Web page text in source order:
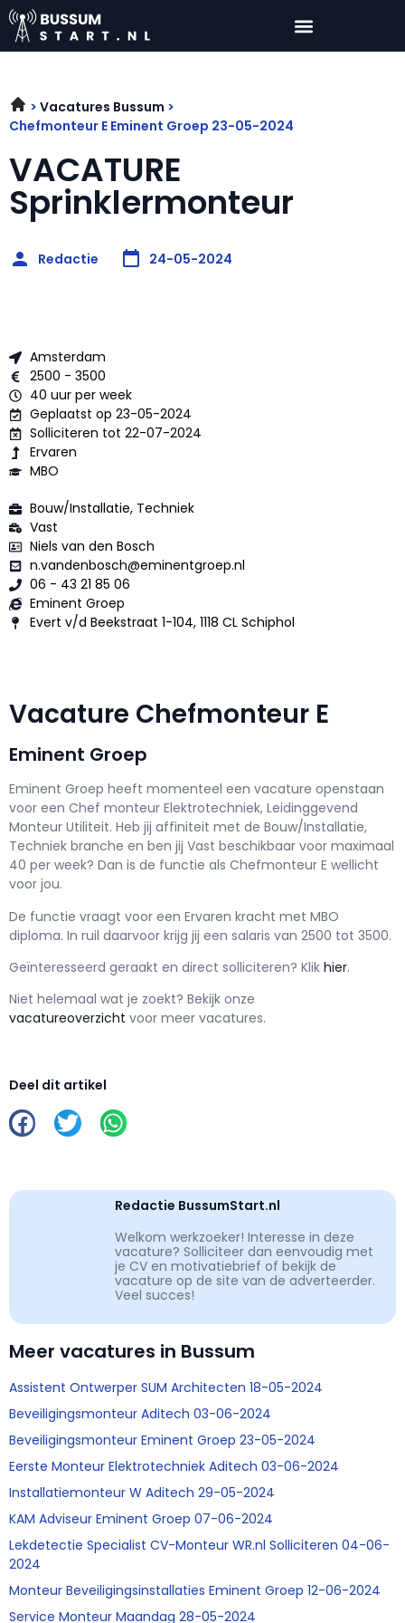
Vacatures Bussum
Chefmonteur E Eminent Groep 23-05-2024
VACATURE
Sprinklermonteur
Redactie 24-05-2024
Amsterdam
2500 - 3500
40 uur per week
Geplaatst op 23-05-2024
Solliciteren tot 22-07-2024
Ervaren
MBO
Bouw/Installatie, Techniek
Vast
Niels van den Bosch
n.vandenbosch@eminentgroep.nl
06 - 43 21 85 06
Eminent Groep
Evert v/d Beekstraat 1-104, 1118 CL Schiphol
Vacature Chefmonteur E
Eminent Groep
Eminent Groep heeft momenteel een vacature openstaan
voor een Chef monteur Elektrotechniek, Leidinggevend
Monteur Utiliteit. Heb jij affiniteit met de Bouw/Installatie,
Techniek branche en ben jij Vast beschikbaar voor maximaal
40 per week? Dan is de functie als Chefmonteur E wellicht
voor jou.
De functie vraagt voor een Ervaren kracht met MBO
diploma. In ruil daarvoor krijg jij een salaris van 2500 tot 3500.
Geïnteresseerd geraakt en direct solliciteren? Klik hier.
Niet helemaal wat je zoekt? Bekijk onze
vacatureoverzicht voor meer vacatures.
Deel dit artikel
Redactie BussumStart.nl
Welkom werkzoeker! Interesse in deze
vacature? Solliciteer dan eenvoudig met
je CV en motivatiebrief of bekijk de
vacature op de site van de adverteerder.
Veel succes!
Meer vacatures in Bussum
Assistent Ontwerper SUM Architecten 18-05-2024
Beveiligingsmonteur Aditech 03-06-2024
Beveiligingsmonteur Eminent Groep 23-05-2024
Eerste Monteur Elektrotechniek Aditech 03-06-2024
Installatiemonteur W Aditech 29-05-2024
KAM Adviseur Eminent Groep 07-06-2024
Lekdetectie Specialist CV-Monteur WR.nl Solliciteren 04-06-
2024
Monteur Beveiligingsinstallaties Eminent Groep 12-06-2024
Service Monteur Maandag 28-05-2024